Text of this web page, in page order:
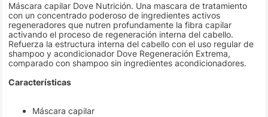
Máscara capilar Dove Nutrición. Una mascara de tratamiento
con un concentrado poderoso de ingredientes activos
regeneradores que nutren profundamente la fibra capilar
activando el proceso de regeneración interna del cabello.
Refuerza la estructura interna del cabello con el uso regular de
shampoo y acondicionador Dove Regeneración Extrema,
comparado con shampoo sin ingredientes acondicionadores.
Características
Máscara capilar